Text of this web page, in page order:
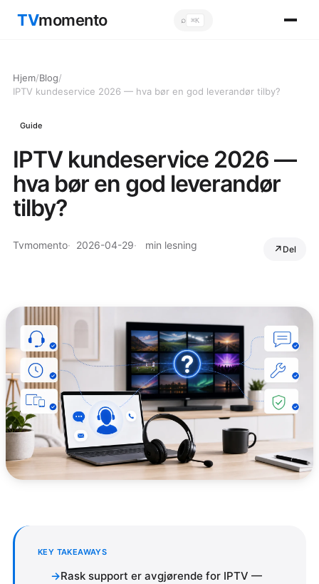
TVmomento ⌕
Sök⌘K
Hjem/Blog/
IPTV kundeservice 2026 — hva bør en god leverandør tilby?
Guide
IPTV kundeservice 2026 —
hva bør en god leverandør
tilby?
Tvmomento 2026-04-29 min lesning Del
KEY TAKEAWAYS
Rask support er avgjørende for IPTV —